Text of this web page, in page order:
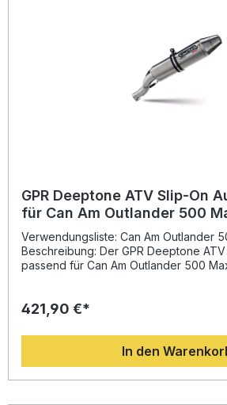
GPR Deeptone ATV Slip-On
für Can Am Outlander 500
homologiert mit db-Killer
Verwendungsliste: Can Am Outlander
Beschreibung: Der GPR Deeptone
passend für Can Am Outlander 500
bietet er ein kraftvolles Klangbild,
ermöglicht eine spürbare Steigerung
Motorleistung, während gleichzeitig
gegenüber der Serienanlage deutlich
herausnehmbare db-Killer erlaubt es,
421,90 €*
In den